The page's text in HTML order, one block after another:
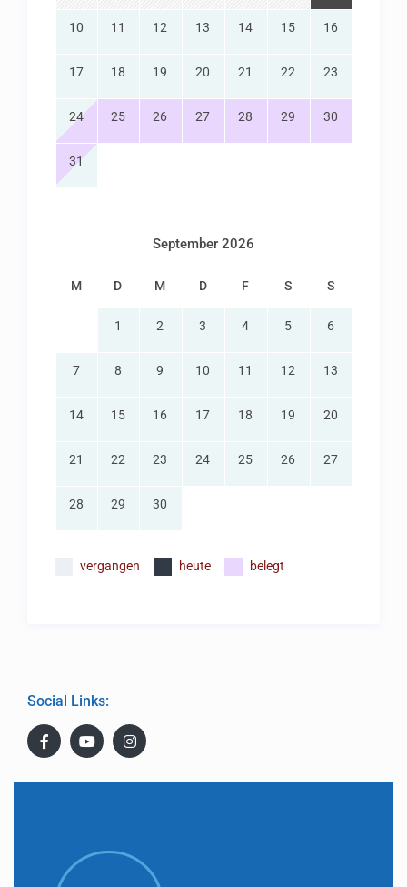
10 11 12 13 14 15 16
17 18 19 20 21 22 23
24 25 26 27 28 29 30
31
September 2026
M D M D F S S
1 2 3 4 5 6
7 8 9 10 11 12 13
14 15 16 17 18 19 20
21 22 23 24 25 26 27
28 29 30
vergangen heute belegt
Social Links: